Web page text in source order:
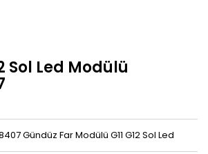
Sol Led Modülü
Gündüz Far Modülü G11 G12 Sol Led